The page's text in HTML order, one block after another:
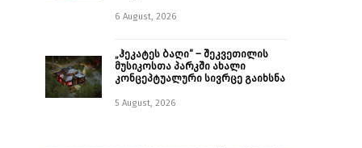
6 August, 2026
„ჰეკატეს ბაღი“ – შეკვეთილის
მუსიკოსთა პარკში ახალი
კონცეპტუალური სივრცე გაიხსნა ￼
5 August, 2026